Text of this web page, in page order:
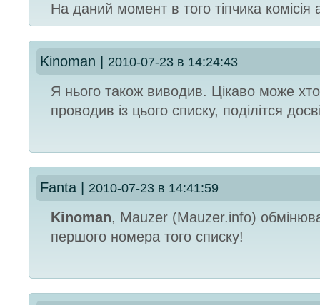
На даний момент в того тіпчика
Kinoman 2010-07-23 в 14:24:43
Я нього також виводив. Цікаво може
проводив із цього списку, поділітся
Fanta 2010-07-23 в 14:41:59
Kinoman, Mauzer (Mauzer.info)
першого номера того списку!